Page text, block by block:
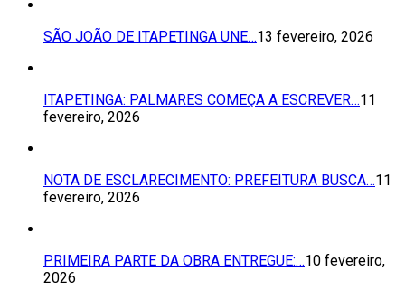
SÃO JOÃO DE ITAPETINGA UNE…13 fevereiro, 2026
ITAPETINGA: PALMARES COMEÇA A ESCREVER…11
fevereiro, 2026
NOTA DE ESCLARECIMENTO: PREFEITURA BUSCA…11
fevereiro, 2026
PRIMEIRA PARTE DA OBRA ENTREGUE:…10 fevereiro,
2026